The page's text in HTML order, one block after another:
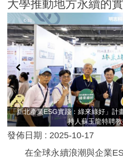
大學推動地方永續的
「新北產業ESG實踐：綠來綠好」計
持人蘇玉龍特聘
發佈日期 : 2025-10-17
在全球永續浪潮與企業